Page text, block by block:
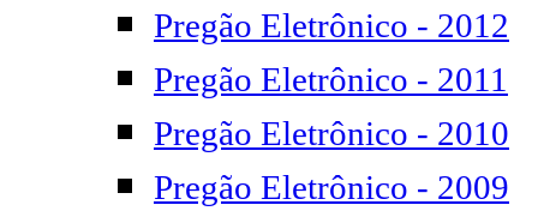
Pregão Eletrônico - 2012
Pregão Eletrônico - 2011
Pregão Eletrônico - 2010
Pregão Eletrônico - 2009